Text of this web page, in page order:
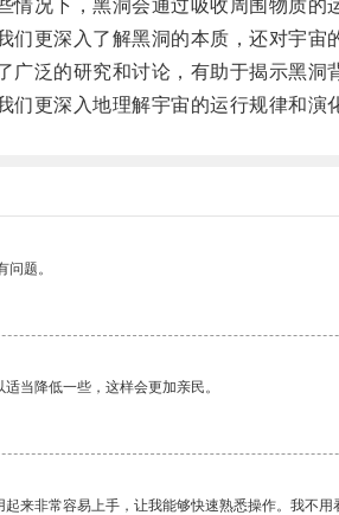
况下，黑洞会通过吸收周围物质的
更深入了解黑洞的本质，还对宇宙
泛的研究和讨论，有助于揭示黑洞
更深入地理解宇宙的运行规律和演
题。
当降低一些，这样会更加亲民。
来非常容易上手，让我能够快速熟悉操作。我不用